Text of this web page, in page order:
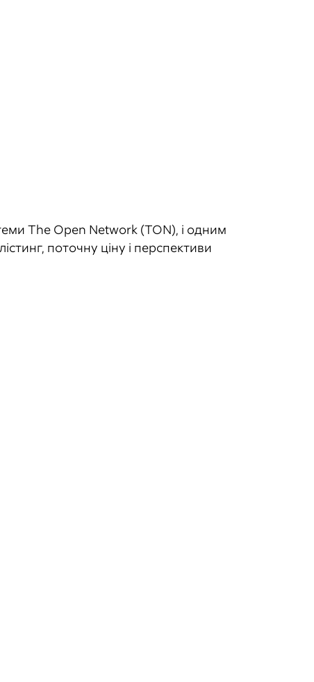
The Open Network (TON), і одним
поточну ціну і перспективи